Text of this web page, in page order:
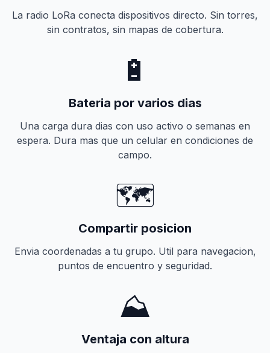
La radio LoRa conecta dispositivos directo. Sin torres,
sin contratos, sin mapas de cobertura.
🔋
Bateria por varios dias
Una carga dura dias con uso activo o semanas en
espera. Dura mas que un celular en condiciones de
campo.
🗺️
Compartir posicion
Envia coordenadas a tu grupo. Util para navegacion,
puntos de encuentro y seguridad.
⛰️
Ventaja con altura